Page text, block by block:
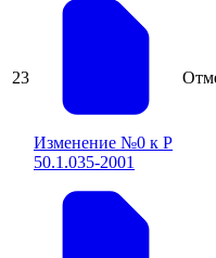
23
Изменение №0 к Р
50.1.035-2001